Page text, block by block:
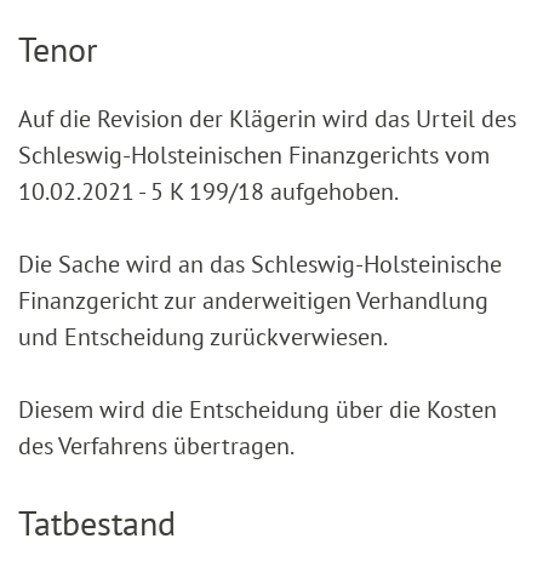
Tenor
Auf die Revision der Klägerin wird das Urteil des
Schleswig-Holsteinischen Finanzgerichts vom
10.02.2021 - 5 K 199/18 aufgehoben.
Die Sache wird an das Schleswig-Holsteinische
Finanzgericht zur anderweitigen Verhandlung
und Entscheidung zurückverwiesen.
Diesem wird die Entscheidung über die Kosten
des Verfahrens übertragen.
Tatbestand